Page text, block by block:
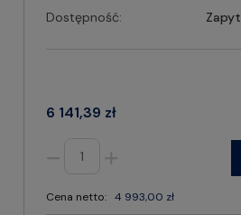
Dostępność:
6 141,39 zł
Cena netto: 4 993,00 zł